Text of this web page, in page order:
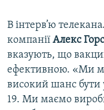
В інтерв’ю
компанії Алекс
вказують, що
ефективною. «Ми
високий шанс бути
19. Ми маємо